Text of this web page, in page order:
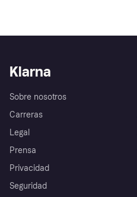
Klarna
Sobre nosotros
Carreras
Legal
Prensa
Privacidad
Seguridad